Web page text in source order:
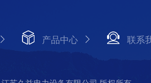
产品中心 联系